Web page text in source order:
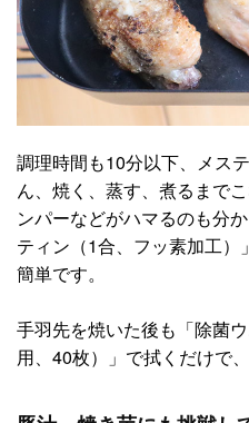
調理時間も10分以下、メス
ん、焼く、蒸す、煮るまで
ンパーなどがハマるのも分
ティン（1合、フッ素加工
簡単です。
手羽先を焼いた後も「除菌
用、40枚）」で拭くだけで